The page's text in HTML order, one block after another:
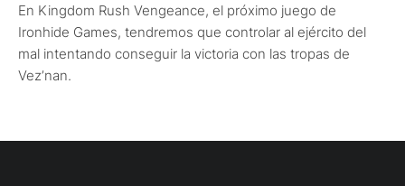
En Kingdom Rush Vengeance, el próximo juego de
Ironhide Games, tendremos que controlar al ejército del
mal intentando conseguir la victoria con las tropas de
Vez’nan.